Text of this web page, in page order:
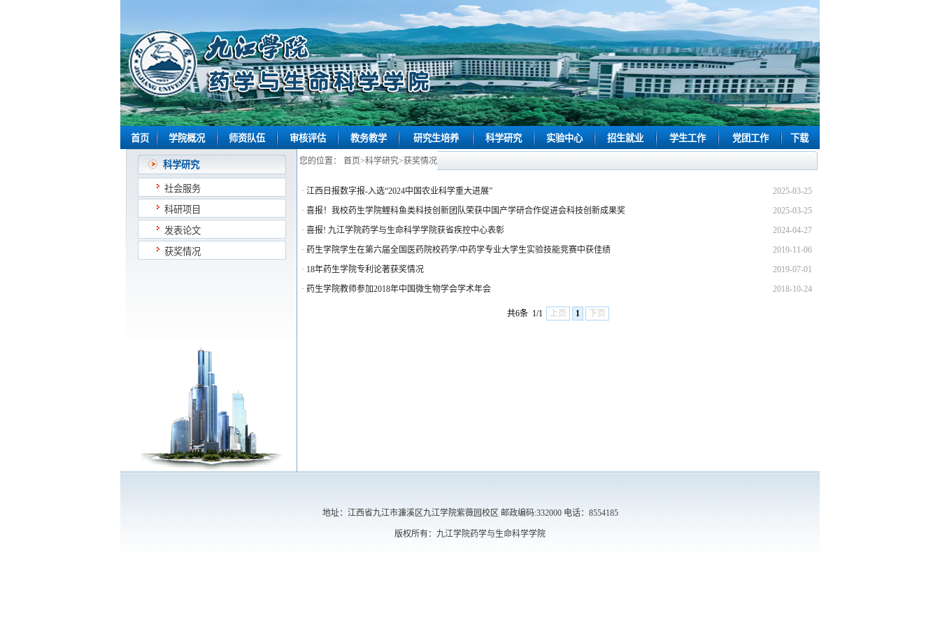
首页 学院概况 师资队伍 审核评估 教务教学 研究生培养 科学研究 实验中心 招生就业 学生工作 党团工作 下载
科学研究
社会服务
科研项目
发表论文
获奖情况
您的位置： 首页>科学研究>获奖情况
· 江西日报数字报-入选“2024中国农业科学重大进展”
2025-03-25
· 喜报！我校药生学院鲤科鱼类科技创新团队荣获中国产学研合作促进会科技创新成果奖
2025-03-25
· 喜报! 九江学院药学与生命科学学院获省疾控中心表彰
2024-04-27
· 药生学院学生在第六届全国医药院校药学/中药学专业大学生实验技能竞赛中获佳绩
2019-11-06
· 18年药生学院专利论著获奖情况
2019-07-01
· 药生学院教师参加2018年中国微生物学会学术年会 2018-10-24
共6条 1/1 上页 1 下页
地址：江西省九江市濂溪区九江学院紫薇园校区 邮政编码:332000 电话：8554185
版权所有：九江学院药学与生命科学学院